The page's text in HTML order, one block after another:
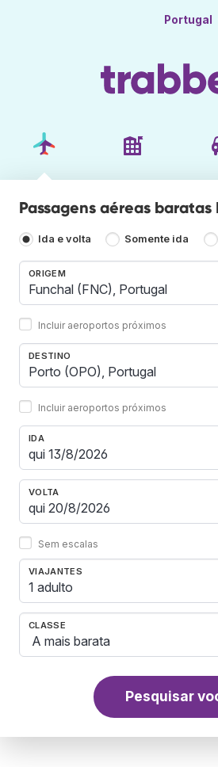
Portugal
Passagens aéreas
Ida e volta Somente ida
ORIGEM
Incluir aeroportos próximos
DESTINO
Incluir aeroportos próximos
IDA
VOLTA
Sem escalas
VIAJANTES
1 adulto
CLASSE
Pesquisar